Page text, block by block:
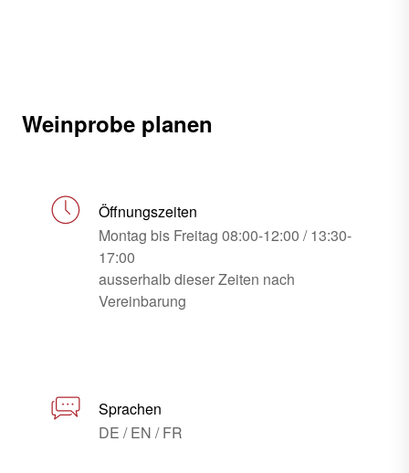
Weinprobe planen
Öffnungszeiten
Montag bis Freitag 08:00-12:00 / 13:30-
17:00
ausserhalb dieser Zeiten nach
Vereinbarung
Sprachen
DE / EN / FR